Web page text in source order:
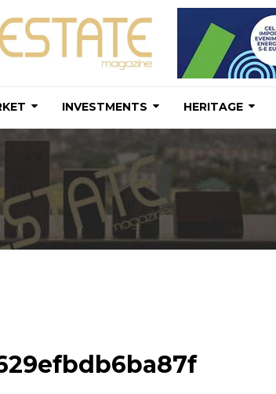
INVESTMENTS HERITAGE